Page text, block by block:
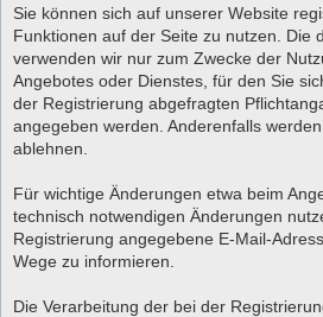
Sie können sich auf unserer Website
Funktionen auf der Seite zu nutzen. Die
verwenden wir nur zum Zwecke der
Angebotes oder Dienstes, für den Sie
der Registrierung abgefragten
angegeben werden. Anderenfalls
ablehnen.
Für wichtige Änderungen etwa beim
technisch notwendigen Änderungen
Registrierung angegebene E-Mail-
Wege zu informieren.
Die Verarbeitung der bei der